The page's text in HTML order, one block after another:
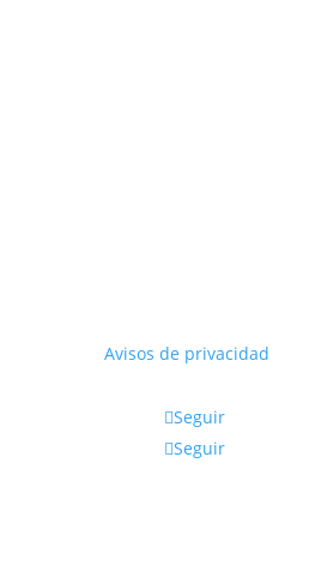
Avisos de privacidad
Seguir
Seguir